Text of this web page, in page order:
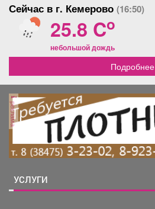
Сейчас в г. Кемерово (16:50)
25.8 Co
небольшой дождь
Подробнее
реклама
УСЛУГИ